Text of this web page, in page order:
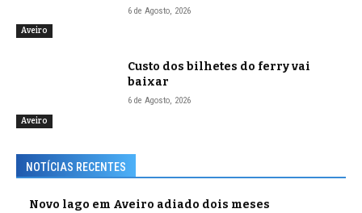
Aveiro
6 de Agosto, 2026
Aveiro
Custo dos bilhetes do ferry vai
baixar
6 de Agosto, 2026
NOTÍCIAS RECENTES
Novo lago em Aveiro adiado dois meses